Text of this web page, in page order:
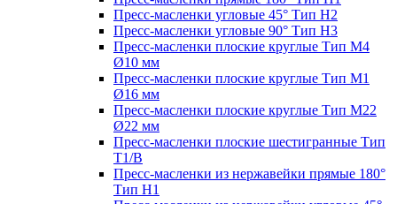
Пресс-масленки угловые 45° Тип H2
Пресс-масленки угловые 90° Тип H3
Пресс-масленки плоские круглые Тип M4
Ø10 мм
Пресс-масленки плоские круглые Тип M1
Ø16 мм
Пресс-масленки плоские круглые Тип M22
Ø22 мм
Пресс-масленки плоские шестигранные Тип
T1/B
Пресс-масленки из нержавейки прямые 180°
Тип H1